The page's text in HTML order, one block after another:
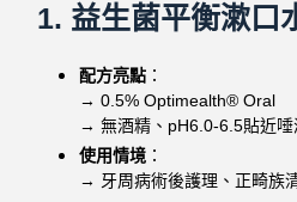
1. 益生菌平衡漱口
配方亮點 ：
→ 0.5% Optimealth® Oral
→ 無酒精、pH6.0-6.5貼近唾
使用情境 ：
→ 牙周病術後護理、正畸族